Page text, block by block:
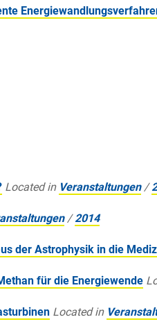
Located in Veranstaltungen /
/2014
der Astrophysik in die
für die Energiewende
Located in